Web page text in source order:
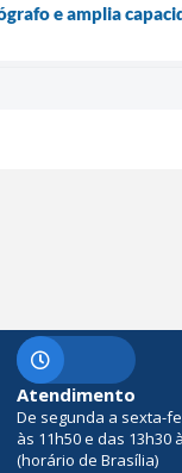
e amplia
Atendimento
De segunda a sexta-
às 11h50 e das 13h30
(horário de Brasília)